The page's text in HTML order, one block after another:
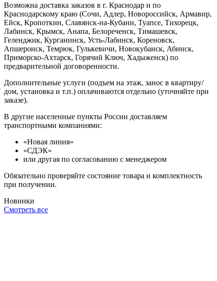
Возможна доставка заказов в г. Краснодар и по
Краснодарскому краю (Сочи, Адлер, Новороссийск, Армавир,
Ейск, Кропоткин, Славянск-на-Кубани, Туапсе, Тихорецк,
Лабинск, Крымск, Анапа, Белореченск, Тимашевск,
Геленджик, Курганинск, Усть-Лабинск, Кореновск,
Апшеронск, Темрюк, Гулькевичи, Новокубанск, Абинск,
Приморско-Ахтарск, Горячий Ключ, Хадыженск) по
предварительной договоренности.
Дополнительные услуги (подъем на этаж, занос в квартиру/
дом, установка и т.п.) оплачиваются отдельно (уточняйте при
заказе).
В другие населенные пункты России доставляем
транспортными компаниями:
«Новая линия»
«СДЭК»
или другая по согласованию с менеджером
Обязательно проверяйте состояние товара и комплектность
при получении.
Новинки
Смотреть все